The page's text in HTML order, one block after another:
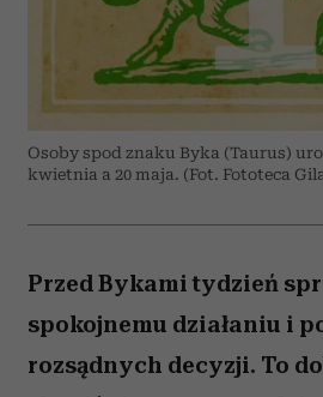
Osoby spod znaku Byka (Taurus)
kwietnia a 20 maja. (Fot. Fototeca
Przed Bykami tydzień
spokojnemu działaniu i
rozsądnych decyzji. To